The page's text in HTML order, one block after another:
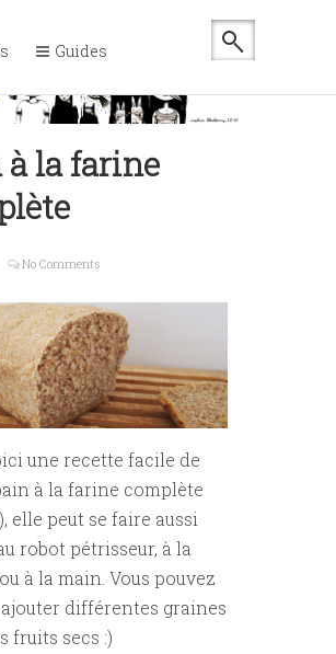
Guides
à la farine
No Comments
une recette facile de
à la farine complète
elle peut se faire aussi
robot pétrisseur, à la
à la main. Vous pouvez
ajouter différentes graines
fruits secs :)